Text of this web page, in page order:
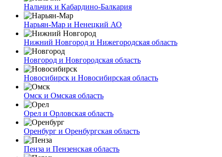
Нальчик и Кабардино-Балкария
Нарьян-Мар и Ненецкий АО
Нижний Новгород и Нижегородская область
Новгород и Новгородская область
Новосибирск и Новосибирская область
Омск и Омская область
Орел и Орловская область
Оренбург и Оренбургская область
Пенза и Пензенская область